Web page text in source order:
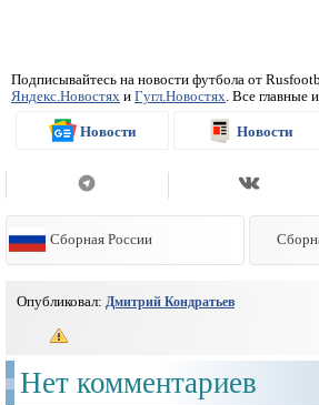
Подписывайтесь на новости футбола от
Яндекс.Новостях и Гугл.Новостях. Все главные
Новости Новости
Сборная России
Опубликовал: Дмитрий Кондратьев
Нет комментариев